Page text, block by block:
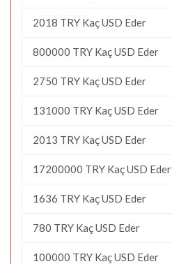
2018 TRY Kaç USD Eder
800000 TRY Kaç USD Eder
2750 TRY Kaç USD Eder
131000 TRY Kaç USD Eder
2013 TRY Kaç USD Eder
17200000 TRY Kaç USD Eder
1636 TRY Kaç USD Eder
780 TRY Kaç USD Eder
100000 TRY Kaç USD Eder